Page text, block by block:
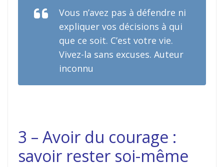
Vous n’avez pas à défendre ni
expliquer vos décisions à qui
que ce soit. C’est votre vie.
Vivez-la sans excuses. Auteur
inconnu
3 – Avoir du courage :
savoir rester soi-même